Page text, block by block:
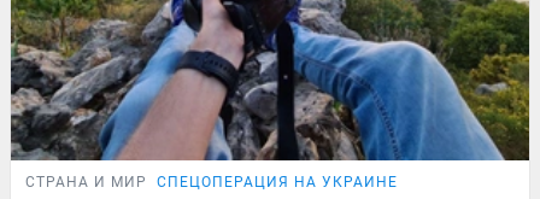
СТРАНА И МИР СПЕЦОПЕРАЦИЯ НА УКРАИНЕ